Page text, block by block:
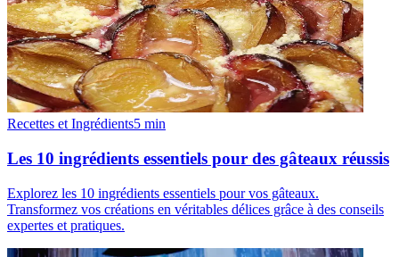
Recettes et Ingrédients5 min
Les 10 ingrédients essentiels pour des gâteaux réussis
Explorez les 10 ingrédients essentiels pour vos gâteaux.
Transformez vos créations en véritables délices grâce à des conseils
expertes et pratiques.